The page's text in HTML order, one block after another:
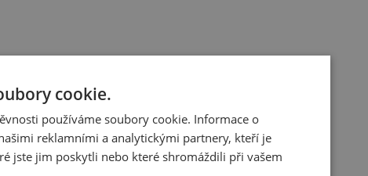
cookie.
používáme soubory cookie. Informace o
reklamními a analytickými partnery, kteří je
jste jim poskytli nebo které shromáždili při vašem